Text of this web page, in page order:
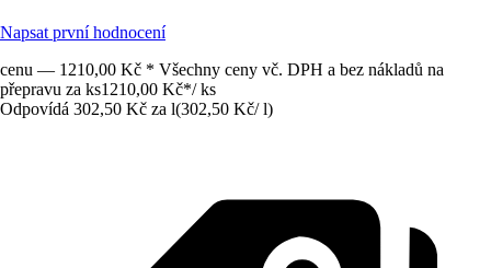
Napsat první hodnocení
cenu — 1210,00 Kč * Všechny ceny vč. DPH a bez nákladů na
přepravu za ks1210,00 Kč*/ ks
Odpovídá 302,50 Kč za l(302,50 Kč/ l)